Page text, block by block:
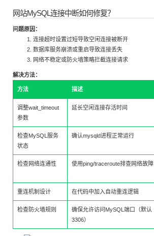
网站MySQL连接中断如何修复？
问题原因：
连接超时设置过短导致空闲连接被断开
数据库服务崩溃或重启导致连接丢失
网络不稳定或防火墙策略拦截连接请求
解决方法：
方法 描述
调整wait_timeout
参数
延长空闲连接存活时间
检查MySQL服务
状态
确认mysqld进程正常运行
检查网络连通性 使用ping/traceroute排查网络故障
重连机制设计 在代码中加入自动重连逻辑
检查防火墙规则
确保允许访问MySQL端口（默认
3306）